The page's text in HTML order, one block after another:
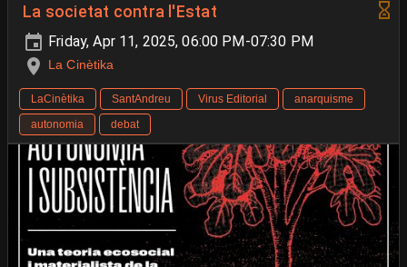
La societat contra l'Estat
Friday, Apr 11, 2025, 06:00 PM-07:30 PM
La Cinètika
LaCinètika SantAndreu Virus Editorial
anarquisme
autonomia
debat